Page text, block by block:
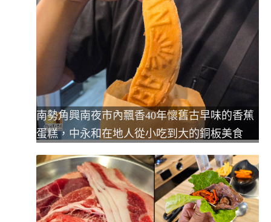
南勢角興南夜市內飄香40年懷舊古早味的香蕉
蛋糕，中永和在地人從小吃到大的銅板美食